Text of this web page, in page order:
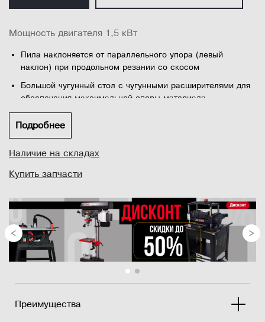
Мощность двигателя 1,5 кВт
Пила наклоняется от параллельного упора (левый
наклон) при продольном резании со скосом
Большой чугунный стол с чугунными расширителями для
обеспечения максимальной опоры материала
образном пазу с предустановленными углами на 45° и 90°
обеспечивает обработку труднообрабатываемых
заготовок
Подробнее
Наличие на складах
Купить запчасти
Преимущества